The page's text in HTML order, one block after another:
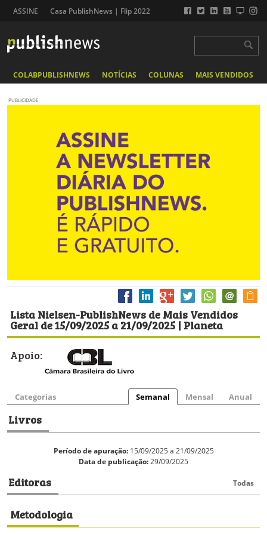
ASSINE Casa PublishNews | Flip 2022
COLABPUBLISHNEWS NOTÍCIAS COLUNAS MAIS VENDIDOS
PUBLICIDADE
Lista Nielsen-PublishNews de Mais Vendidos
Geral de 15/09/2025 a 21/09/2025 | Planeta
Apoio:
Categorias Semanal Mensal Anual
Livros
Período de apuração:15/09/2025 a 21/09/2025
Data de publicação:29/09/2025
Editoras Todas
Metodologia